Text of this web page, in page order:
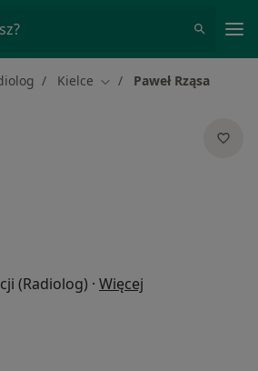
Kielce Zmień miasto
Paweł Rząsa
(Radiolog) · Więcej